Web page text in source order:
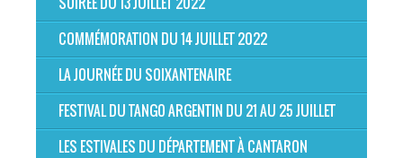
COMMÉMORATION DU 14 JUILLET 2022
LA JOURNÉE DU SOIXANTENAIRE
FESTIVAL DU TANGO ARGENTIN DU 21 AU 25 JUILLET
LES ESTIVALES DU DÉPARTEMENT À CANTARON